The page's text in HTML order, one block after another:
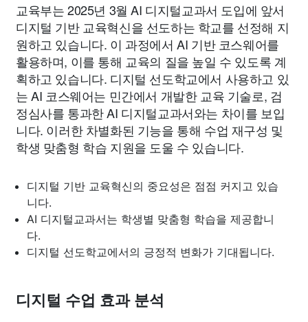
교육부는 2025년 3월 AI 디지털교과서 도입에 앞서
디지털 기반 교육혁신을 선도하는 학교를 선정해 지
원하고 있습니다. 이 과정에서 AI 기반 코스웨어를
활용하며, 이를 통해 교육의 질을 높일 수 있도록 계
획하고 있습니다. 디지털 선도학교에서 사용하고 있
는 AI 코스웨어는 민간에서 개발한 교육 기술로, 검
정심사를 통과한 AI 디지털교과서와는 차이를 보입
니다. 이러한 차별화된 기능을 통해 수업 재구성 및
학생 맞춤형 학습 지원을 도울 수 있습니다.
디지털 기반 교육혁신의 중요성은 점점 커지고 있습
니다.
AI 디지털교과서는 학생별 맞춤형 학습을 제공합니
다.
디지털 선도학교에서의 긍정적 변화가 기대됩니다.
디지털 수업 효과 분석